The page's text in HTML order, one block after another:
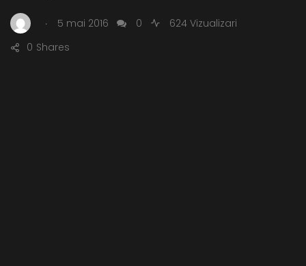
. 5 mai 2016 0
624 Vizualizari
Shares
0